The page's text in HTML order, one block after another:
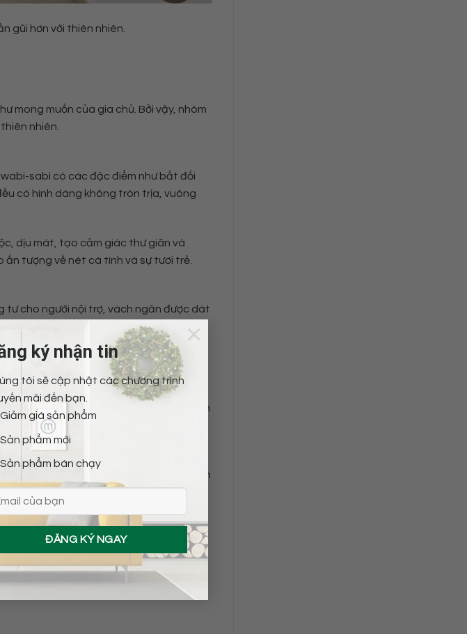
ký nhận tin
tôi sẽ cập nhật các chương trình
mãi đến bạn.
Giảm giá sản phẩm
Sản phẩm mới
Sản phẩm bán chạy
×
gũi hơn với thiên nhiên.
mong muốn của gia chủ. Bởi vậy, nhóm
nhiên.
sabi có các đặc điểm như bất đối
có hình dáng không tròn trịa, vuông
dịu mát, tạo cảm giác thư giãn và
tượng về nét cá tính và sự tươi trẻ.
tư cho người nội trợ, vách ngăn được dát
năng lẫn thẩm mỹ.
có thể thưởng thức luôn tại chiếc bàn
gỗ được kết hợp cùng nhau. Chiếc
hợp này là tạo ra được chiếc bàn với hình
được sử dụng vừa mang lại sự phá